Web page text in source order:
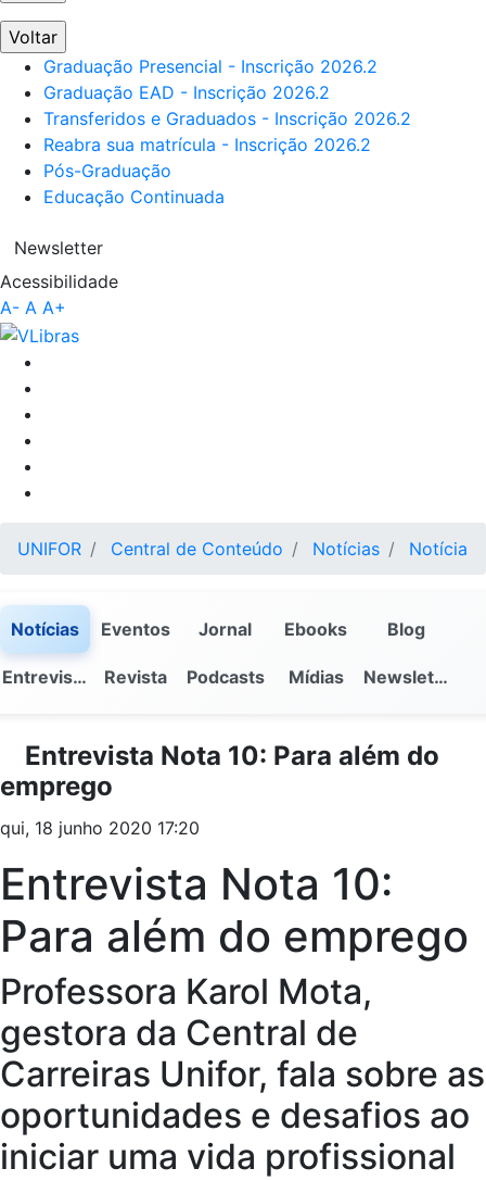
Voltar
Graduação Presencial - Inscrição 2026.2
Graduação EAD - Inscrição 2026.2
Transferidos e Graduados - Inscrição 2026.2
Reabra sua matrícula - Inscrição 2026.2
Pós-Graduação
Educação Continuada
Newsletter
Acessibilidade
A- A A+
UNIFOR Central de Conteúdo Notícias Notícia
Notícias Eventos Jornal Ebooks Blog
Entrevistas Revista Podcasts Mídias Newsletter
Entrevista Nota 10: Para além do
emprego
qui, 18 junho 2020 17:20
Entrevista Nota 10:
Para além do emprego
Professora Karol Mota,
gestora da Central de
Carreiras Unifor, fala sobre as
oportunidades e desafios ao
iniciar uma vida profissional